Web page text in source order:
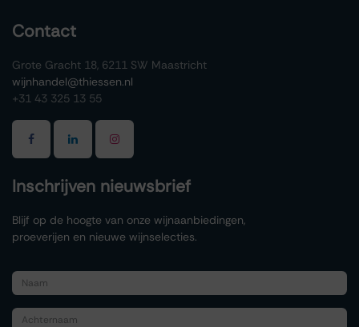
Contact
Grote Gracht 18, 6211 SW Maastricht
wijnhandel@thiessen.nl
+31 43 325 13 55
Inschrijven nieuwsbrief
Blijf op de hoogte van onze wijnaanbiedingen,
proeverijen en nieuwe wijnselecties.